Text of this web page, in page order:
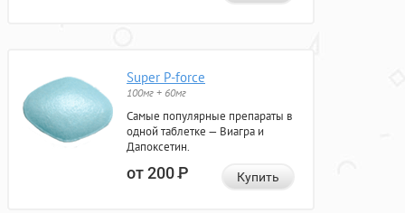
Super P-force
100мг + 60мг
Самые популярные препараты в
одной таблетке — Виагра и
Дапоксетин.
от 200Р Купить